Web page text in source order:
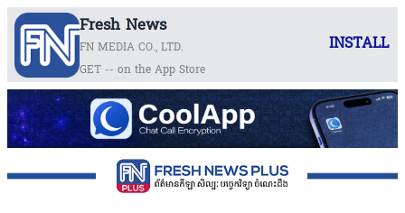
Fresh News
FN MEDIA CO., LTD.
GET -- on the App Store
INSTALL